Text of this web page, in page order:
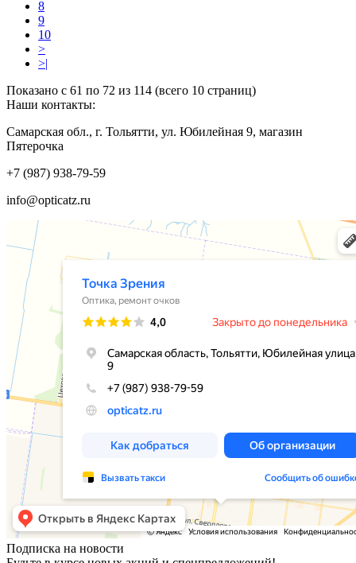
8
9
10
>
>|
Показано с 61 по 72 из 114 (всего 10 страниц)
Наши контакты:
Самарская обл., г. Тольятти, ул. Юбилейная 9, магазин
Пятерочка
+7 (987) 938-79-59
info@opticatz.ru
Подписка на новости